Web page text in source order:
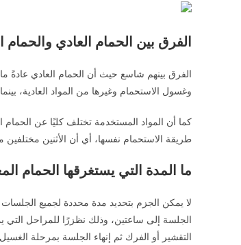
الفرق بين الحمام العادي والحمام
الفرق بينهم شاسع حيث أن الحمام العادي عادةً
وغسول الاستحمام وغيرها من المواد العادية،
كما أن المواد المستخدمة تختلف كليًا عن
طريقة الاستحمام نفسها، أي أن الأثنين
ما المدة التي يستغرقها الحمام
لا يمكن الجزم بتحديد مدة محددة لجميع
الجلسة إلى ساعتين، وذلك نظزرًا للمراحل التي
التقشير أو الفرك ثم إنهاء الجلسة بمرحلة